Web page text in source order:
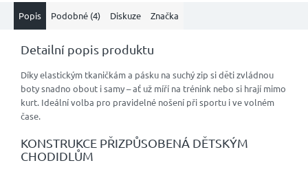
Popis Podobné (4) Diskuze Značka
Detailní popis produktu
Díky elastickým tkaničkám a pásku na suchý zip si děti zvládnou
boty snadno obout i samy – ať už míří na trénink nebo si hrají mimo
kurt. Ideální volba pro pravidelné nošení při sportu i ve volném
čase.
KONSTRUKCE PŘIZPŮSOBENÁ DĚTSKÝM
CHODIDLŮM